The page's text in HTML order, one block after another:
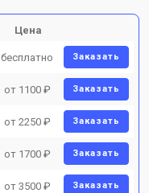
Цена
бесплатно Заказать
от 1100 ₽ Заказать
от 2250 ₽ Заказать
от 1700 ₽ Заказать
от 3500 ₽ Заказать